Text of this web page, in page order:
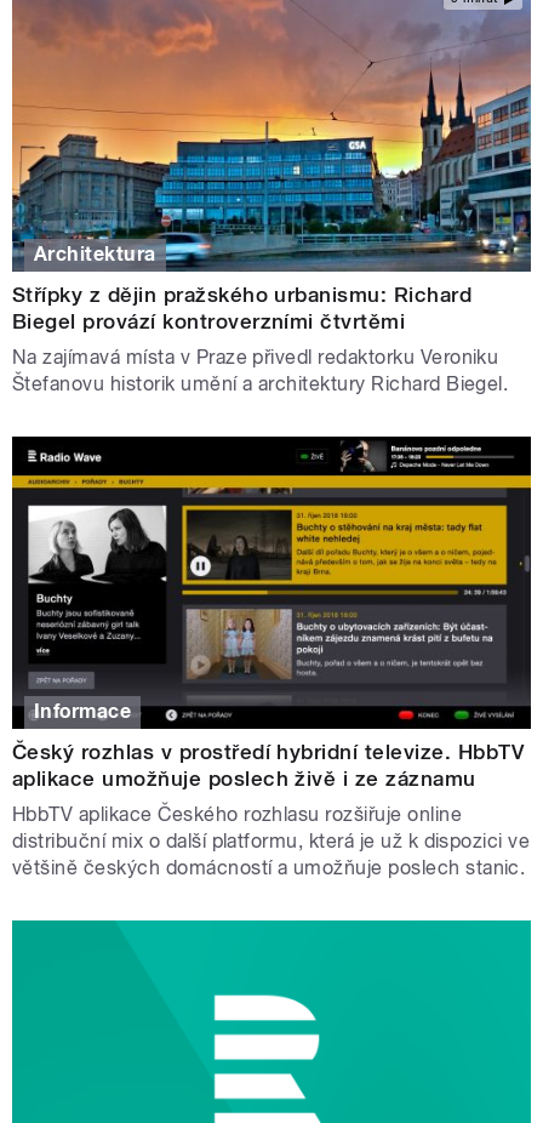
Architektura
Střípky z dějin pražského urbanismu: Richard
Biegel provází kontroverzními čtvrtěmi
Na zajímavá místa v Praze přivedl redaktorku Veroniku
Štefanovu historik umění a architektury Richard Biegel.
Informace
Český rozhlas v prostředí hybridní televize. HbbTV
aplikace umožňuje poslech živě i ze záznamu
HbbTV aplikace Českého rozhlasu rozšiřuje online
distribuční mix o další platformu, která je už k dispozici ve
většině českých domácností a umožňuje poslech stanic.